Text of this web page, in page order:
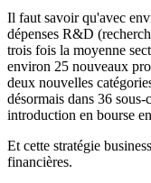
Il faut savoir qu'avec
dépenses R&D
trois fois la moyenne
environ 25 nouveaux
deux nouvelles
désormais dans 36
introduction en bourse
Et cette stratégie
financières.